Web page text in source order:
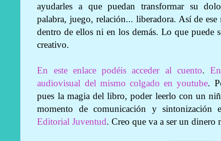
ayudarles a que puedan transformar su
palabra, juego, relación... liberadora. Así de
dentro de ellos ni en los demás. Lo que puede
creativo.
En este enlace podéis acceder al cuento.
audiovisual del mismo colgado en youtube.
pues la magia del libro, poder leerlo con un
momento de comunicación y
Editorial Juventud. Creo que va a ser un